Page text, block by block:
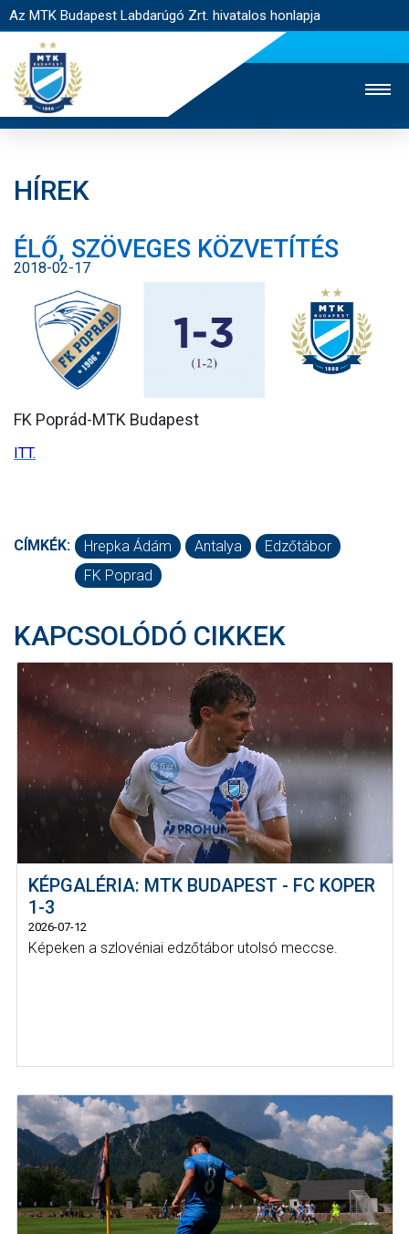
Az MTK Budapest Labdarúgó Zrt. hivatalos honlapja
JEGYÉRTÉKESÍTÉS
WEBSHOP
STADION
EGYESÜLET
KAPCSOLAT
NYITÓLAP
HÍREK
SZURKOLÓI ÉLMÉNYEK
AKKREDITÁCIÓ
HÍREK
ÉLŐ, SZÖVEGES KÖZVETÍTÉS
2018-02-17
FK Poprád-MTK Budapest
ITT.
CÍMKÉK: Hrepka Ádám Antalya
Edzőtábor
FK Poprad
KAPCSOLÓDÓ CIKKEK
KÉPGALÉRIA: MTK BUDAPEST - FC KOPER
1-3
2026-07-12
Képeken a szlovéniai edzőtábor utolsó meccse.